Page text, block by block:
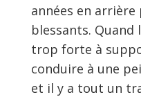
années en arrière
blessants.
trop forte à
conduire à une
et il y a tout un